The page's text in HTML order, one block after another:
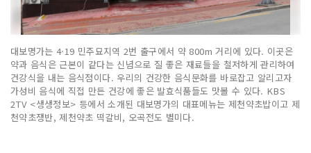
대보명가는 4·19 민주묘지역 2번 출구에서 약 800m 거리에 있다. 이곳은
약과 음식은 근본이 같다는 신념으로 질 좋은 재료들을 철저하게 관리하여
건강식을 내는 음식점이다. 우리의 건강한 음식문화를 바로잡고 알리고자
가성비 음식에 직접 만든 건강에 좋은 발효식품들도 맛볼 수 있다. KBS
2TV <생생정보> 등에서 소개된 대보명가의 대표메뉴는 제천약초밥이고 제
천약초쟁반, 제천약초 떡갈비, 오곡전도 별미다.